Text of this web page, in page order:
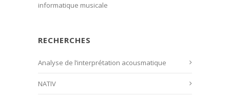
informatique musicale
RECHERCHES
Analyse de l’interprétation acousmatique
NATIV